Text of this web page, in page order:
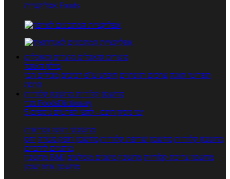
אפליקציית Foods
מוצרים ומאכלים מוצרים ומאכלים
מילון האוכל
תפריטי תזונה ערכים תזונתיים חיפוש ע"פ רכיבים מכילים הכי
הרבה
מחשבון קלוריות מחשבון קלוריות
מנוי FoodsDictionary
5 ימי ניסיון חינם - לחצו לפרטים נוספים
מחשבוני תזונה ובריאות
מחשבון קלוריות מחשבון שריפת קלוריות מחשבון דופק מטרה יחס
מותניים לירכיים
מחשבון BMI
מחשבון צריכת קלוריות מחשבון מינונים מומלצים
מחשבון אחוז שומן